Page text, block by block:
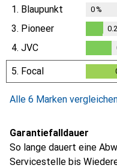
1. Blaupunkt 0%
3. Pioneer
0.2%
0.2
4. JVC
0.3%
5. Focal
Alle 6 Marken
Garantiefalldauer
So lange dauert eine
Servicestelle bis